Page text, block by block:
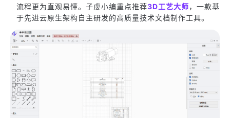
流程更为直观易懂。子虔小编重点推荐3D工艺大师，一款基
于先进云原生架构自主研发的高质量技术文档制作工具。